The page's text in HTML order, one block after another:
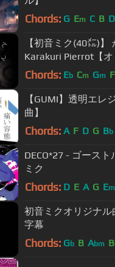
Chords: G Em C B D
【初音ミク(40㍍)】
Karakuri Pierrot【オ
Chords: Eb Cm Gm F
【GUMI】透明エレ
曲】
Chords: A F D G Bb
DECO*27 - ゴース
ミク
Chords: D E A G Em
初音ミクオリジナル
字幕
Chords: Gb B Abm B